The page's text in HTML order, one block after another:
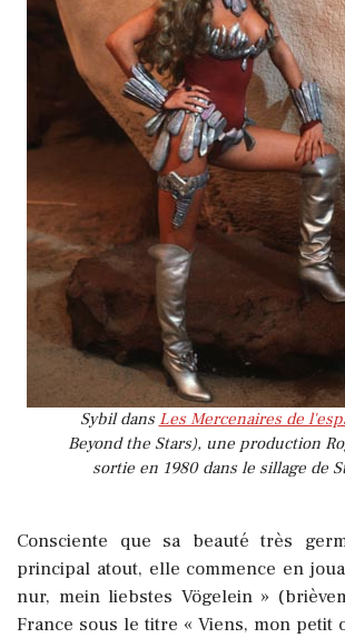
Sybil dans Les Mercenaires de
Beyond the Stars), une production
sortie en 1980 dans le sillage de
Consciente que sa beauté très
principal atout, elle commence en
nur, mein liebstes Vögelein »
France sous le titre « Viens, mon petit